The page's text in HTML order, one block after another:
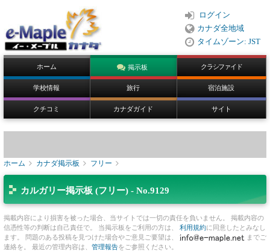
ログイン
カナダ全地域
タイムゾーン: JST
ホーム 掲示板 クラシファイド
学校情報 旅行 宿泊施設
クチコミ カナダガイド サイト
ホーム カナダ掲示板 フリー
カルガリー掲示板 (フリー) - No.9129
掲載内容により損害を被った場合、当サイトでは一切の責任を負いません。 掲載内容の
信憑性等の判断は自己責任で。 当掲示板をご利用の方は、 利用規約に同意したとみなし
ます。 問題のある投稿を見つけた場合やご意見ご要望は、
までご
連絡を。 最近の管理内容は、 管理報告をご参照ください。